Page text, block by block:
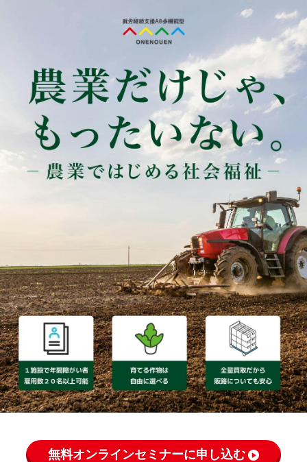
無料オンラインセミナーに申し込む